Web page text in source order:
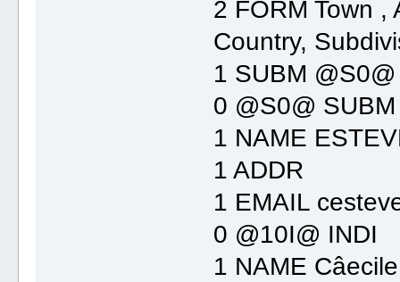
2 FORM Town
Country,
1 SUBM @S0@
0 @S0@ SUBM
1 NAME
1 ADDR
1 EMAIL
0 @10I@ INDI
1 NAME